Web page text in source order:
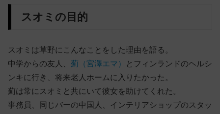
スオミの目的
スオミは草野にこんなことをした理由を語る。
中学からの友人、 薊（宮澤エマ）
とフィンランドのヘルシ
ンキに行き、将来老人ホームに入りたかった。
薊は常にスオミと共にいて彼女を助けてくれた。
事務員、同じバーの中国人、インテリアショップのスタッ